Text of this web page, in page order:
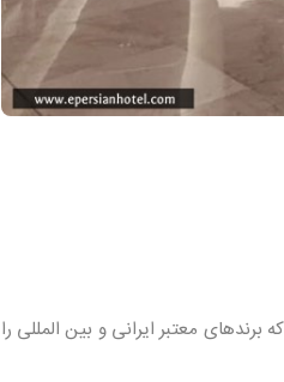
معتبر ایرانی و بین المللی را